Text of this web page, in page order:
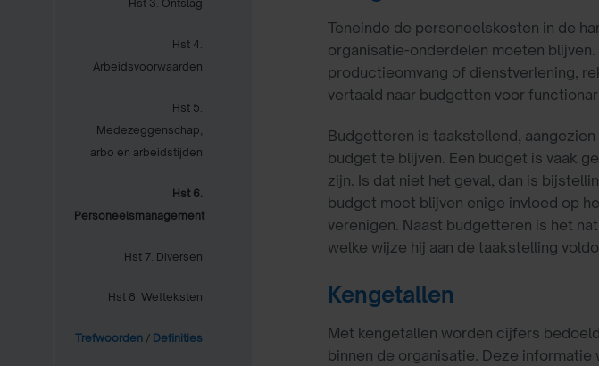
Hst 3. Ontslag
Hst 4.
Arbeidsvoorwaarden
Hst 5.
Medezeggenschap,
arbo en arbeidstijden
Hst 6.
Personeelsmanagement
Hst 7. Diversen
Hst 8. Wetteksten
Trefwoorden / Definities
Teneinde de personeelskosten in de
organisatie-onderdelen moeten
productieomvang of dienstverlening,
vertaald naar budgetten voor
Budgetteren is taakstellend,
budget te blijven. Een budget is vaak
zijn. Is dat niet het geval, dan is
budget moet blijven enige invloed op
verenigen. Naast budgetteren is het
welke wijze hij aan de taakstelling
Kengetallen
Met kengetallen worden cijfers
binnen de organisatie. Deze